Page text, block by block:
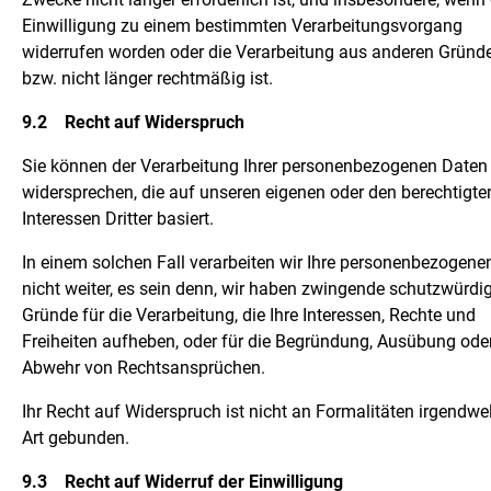
Einwilligung zu einem bestimmten Verarbeitungsvorgang
widerrufen worden oder die Verarbeitung aus anderen
bzw. nicht länger rechtmäßig ist.
9.2 Recht auf Widerspruch
Sie können der Verarbeitung Ihrer personenbezogenen Daten
widersprechen, die auf unseren eigenen oder den
Interessen Dritter basiert.
In einem solchen Fall verarbeiten wir Ihre
nicht weiter, es sein denn, wir haben zwingende
Gründe für die Verarbeitung, die Ihre Interessen, Rechte und
Freiheiten aufheben, oder für die Begründung, Ausübung
Abwehr von Rechtsansprüchen.
Ihr Recht auf Widerspruch ist nicht an Formalitäten
Art gebunden.
9.3 Recht auf Widerruf der Einwilligung